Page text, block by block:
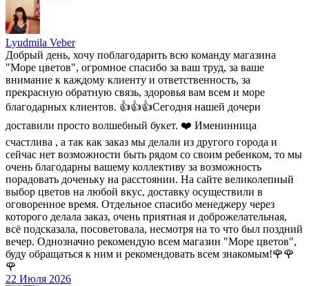
Lyudmila Veber
Добрый день, хочу поблагодарить всю команду магазина
"Море цветов", огромное спасибо за ваш труд, за ваше
внимание к каждому клиенту и ответственность, за
прекрасную обратную связь, здоровья вам всем и море
благодарных клиентов. 👍👍👍Сегодня нашей дочери
доставили просто волшебный букет. ❤️ Именинница
счастлива , а так как заказ мы делали из другого города и
сейчас нет возможности быть рядом со своим ребенком, то мы
очень благодарны вашему коллективу за возможность
порадовать доченьку на расстоянии. На сайте великолепный
выбор цветов на любой вкус, доставку осуществили в
оговоренное время. Отдельное спасибо менеджеру через
которого делала заказ, очень приятная и доброжелательная,
всё подсказала, посоветовала, несмотря на то что был поздний
вечер. Однозначно рекомендую всем магазин "Море цветов",
буду обращаться к ним и рекомендовать всем знакомым!🌹🌹
🌹
22 Июля 2026